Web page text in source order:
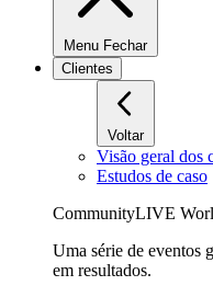
Menu Fechar
Clientes
Voltar
Visão geral dos
Estudos de caso
CommunityLIVE
Uma série de eventos
em resultados.